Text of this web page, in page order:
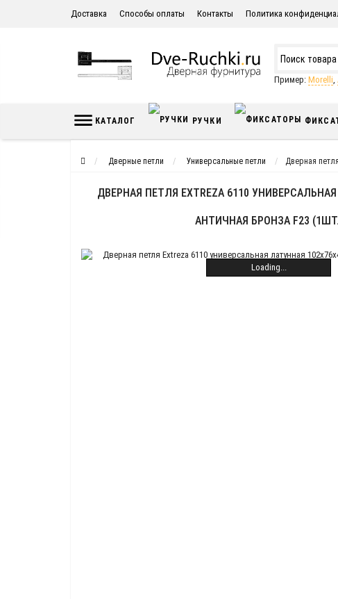
Доставка Способы оплаты Контакты Политика
Пример: Morelli,
КАТАЛОГ РУЧКИ
Дверные петли Универсальные петли Дверная
ДВЕРНАЯ ПЕТЛЯ EXTREZA 6110
АНТИЧНАЯ БРОНЗА F23
Loading...